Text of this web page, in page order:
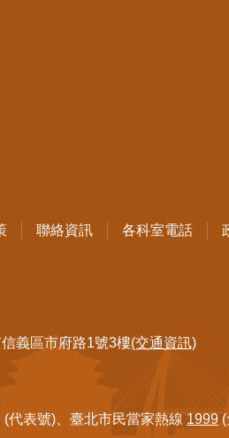
聯絡資訊 各科室電話
義區市府路1號3樓(交通資訊)
代表號)、臺北市民當家熱線 1999